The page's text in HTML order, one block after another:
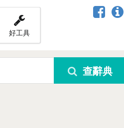
好工具
查辭典